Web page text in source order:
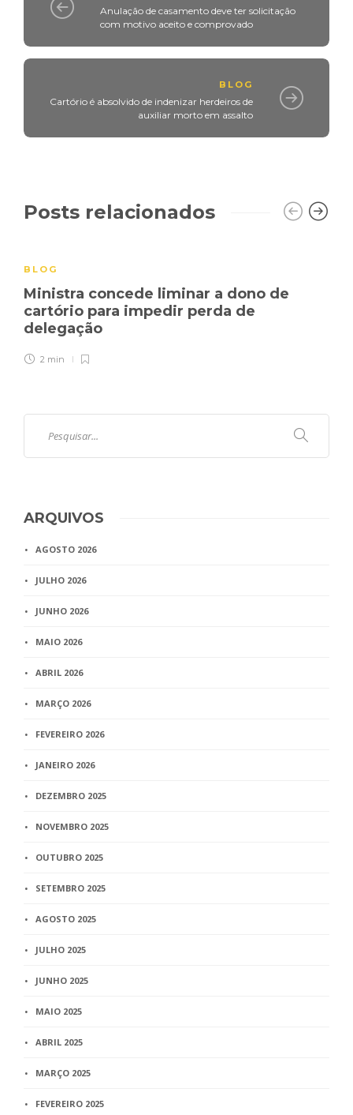
Anulação de casamento deve ter solicitação
com motivo aceito e comprovado
BLOG
Cartório é absolvido de indenizar herdeiros de
auxiliar morto em assalto
Posts relacionados
BLOG
Ministra concede liminar a dono de
cartório para impedir perda de
delegação
2 min
ARQUIVOS
AGOSTO 2026
JULHO 2026
JUNHO 2026
MAIO 2026
ABRIL 2026
MARÇO 2026
FEVEREIRO 2026
JANEIRO 2026
DEZEMBRO 2025
NOVEMBRO 2025
OUTUBRO 2025
SETEMBRO 2025
AGOSTO 2025
JULHO 2025
JUNHO 2025
MAIO 2025
ABRIL 2025
MARÇO 2025
FEVEREIRO 2025